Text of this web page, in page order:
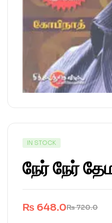
IN STOCK
நேர் நேர்
₨720.0
₨ 648.0